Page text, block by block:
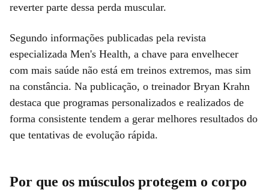
reverter parte dessa perda muscular.
Segundo informações publicadas pela revista
especializada Men's Health, a chave para envelhecer
com mais saúde não está em treinos extremos, mas sim
na constância. Na publicação, o treinador Bryan Krahn
destaca que programas personalizados e realizados de
forma consistente tendem a gerar melhores resultados do
que tentativas de evolução rápida.
Por que os músculos protegem o corpo